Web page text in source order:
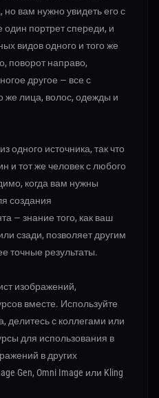
вам нужно увидеть его с
один портрет спереди, и
видов одного и того же
поворот направо,
другое — все с
же лица, волос, одежды и
одного источника, так что
и тот же человек с любого
когда вам нужны
создания
— знание того, как ваш
сзади, позволяет другим
точные результаты.
изображений,
вместе. Используйте
делитесь с коллегами или
для использования в
в других
Gen, Omni Image или Kling